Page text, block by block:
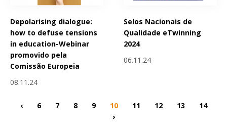
Depolarising dialogue:
how to defuse tensions
in education-Webinar
promovido pela
Comissão Europeia
08.11.24
Selos Nacionais de
Qualidade eTwinning
2024
06.11.24
‹ 6 7 8 9 10 11 12 13
14
›